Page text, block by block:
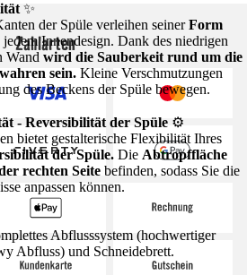
✨
der Spüle verleihen seinerForm
jedem Innendesign. Dank des niedrigen
Wand wird die Sauberkeit rund um die
sein. Kleine Verschmutzungen
des Beckens der Spüle bewegen.
- Reversibilität der Spüle ⚙️
bietet gestalterische Flexibilität Ihres
der Spüle. Die Abtropffläche
rechten Seite befinden, sodass Sie die
anpassen können.
Abflusssystem (hochwertiger
Abfluss) und Schneidebrett.
Zahlarten